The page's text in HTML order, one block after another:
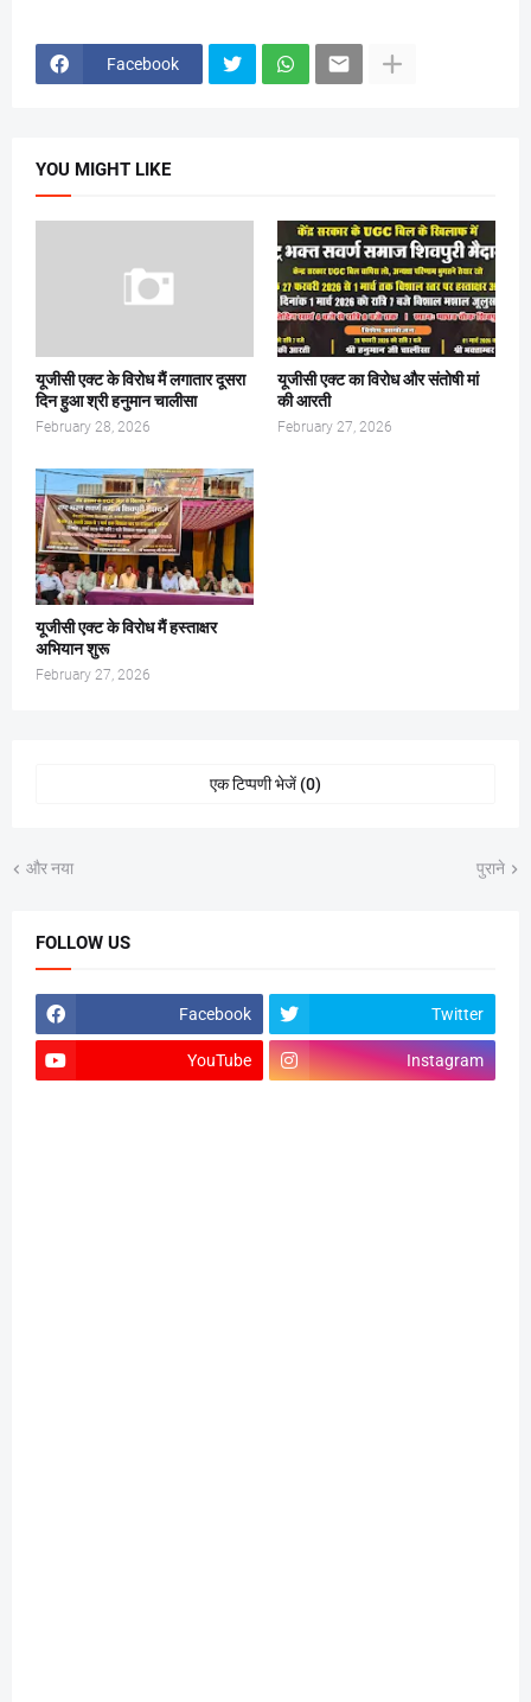
Facebook
YOU MIGHT LIKE
यूजीसी एक्ट के विरोध मैं लगातार दूसरा
दिन हुआ श्री हनुमान चालीसा
February 28, 2026
यूजीसी एक्ट का विरोध और संतोषी मां
की आरती
February 27, 2026
यूजीसी एक्ट के विरोध मैं हस्ताक्षर
अभियान शुरू
February 27, 2026
एक टिप्पणी भेजें (0)
और नया पुराने
FOLLOW US
Facebook Twitter
YouTube Instagram